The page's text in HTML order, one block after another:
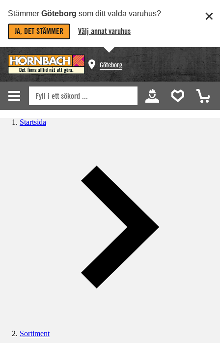
Stämmer Göteborg som ditt valda varuhus?
JA, DET STÄMMER Välj annat varuhus
Göteborg
Startsida
Sortiment